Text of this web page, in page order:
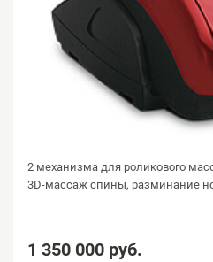
2 механизма для роликового
3D-массаж спины, разминание
1 350 000 руб.